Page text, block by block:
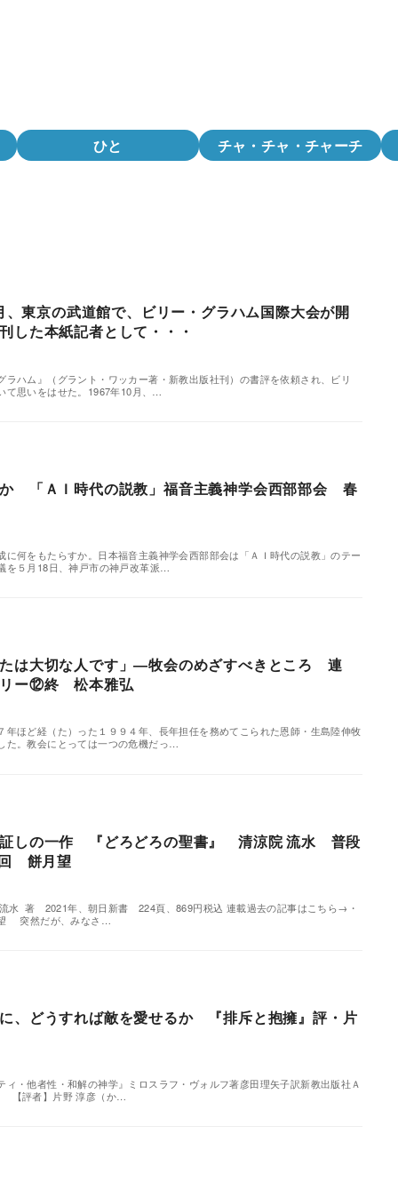
ひと チャ・チャ・チャーチ
東京の武道館で、ビリー・グラハム国際大会が開
した本紙記者として・・・
ハム』（グラント・ワッカー著・新教出版社刊）の書評を依頼され、ビリ
て思いをはせた。1967年10月、…
「ＡＩ時代の説教」福音主義神学会西部部会 春
何をもたらすか。日本福音主義神学会西部部会は「ＡＩ時代の説教」のテー
を５月18日、神戸市の神戸改革派…
は大切な人です」―牧会のめざすべきところ 連
ー⑫終 松本雅弘
ほど経（た）った１９９４年、長年担任を務めてこられた恩師・生島陸伸牧
た。教会にとっては一つの危機だっ…
証しの一作 『どろどろの聖書』 清涼院 流水 普段
餅月望
水 著 2021年、朝日新書 224頁、869円税込 連載過去の記事はこちら→・
突然だが、みなさ…
、どうすれば敵を愛せるか 『排斥と抱擁』評・片
・他者性・和解の神学』ミロスラフ・ヴォルフ著彦田理矢子訳新教出版社Ａ
【評者】片野 淳彦（か…